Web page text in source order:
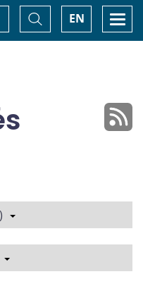
EN
Basculer
la
recherche